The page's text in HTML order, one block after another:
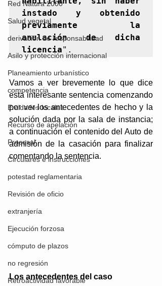
Red Natura 2000
Salud vegetal
derivación de responsabilidad
Asilo y protección internacional
Planeamiento urbanístico
competencia
Entidades locales
Recurso de apelación
Procesal
Circulares e instrucciones
potestad reglamentaria
Revisión de oficio
extranjería
Ejecución forzosa
cómputo de plazos
no regresión
Retroactividad favorable
instado y obtenido
previamente la
anulación de dicha
licencia".
Vamos a ver brevemente lo que dice
esta interesante sentencia comenzando
por ver los antecedentes de hecho y la
solución dada por la sala de instancia;
a continuación el contenido del Auto de
admisión de la casación para finalizar
comentando la sentencia.
Los antecedentes del caso